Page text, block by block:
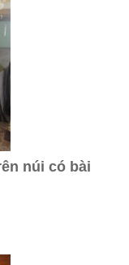
núi có bài